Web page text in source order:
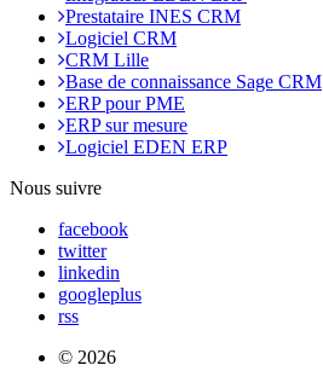
Prestataire INES CRM
Logiciel CRM
CRM Lille
Base de connaissance Sage CRM
ERP pour PME
ERP sur mesure
Logiciel EDEN ERP
Nous suivre
facebook
twitter
linkedin
googleplus
rss
© 2026